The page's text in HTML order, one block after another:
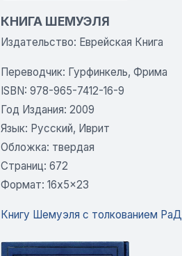
КНИГА ШЕМУЭЛЯ
Издательство: Еврейская Книга
Переводчик: Гурфинкель, Фрима
ISBN: 978-965-7412-16-9
Год Издания: 2009
Язык: Русский, Иврит
Обложка: твердая
Страниц: 672
Формат: 16x5x23
Книгу Шемуэля с толкованием